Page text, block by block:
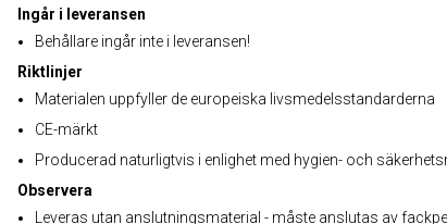
Ingår i leveransen
Behållare ingår inte i leveransen!
Riktlinjer
Materialen uppfyller de europeiska livsmedelsstandarderna
CE-märkt
Producerad naturligtvis i enlighet med hygien- och
Observera
Leveras utan anslutningsmaterial - måste anslutas av